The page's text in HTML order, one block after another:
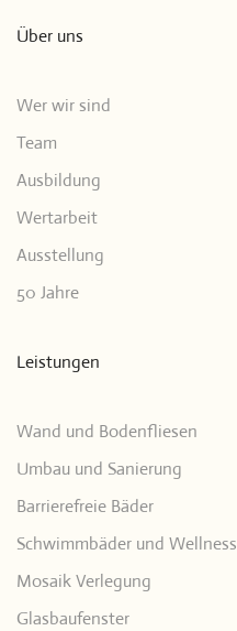
Über uns
Wer wir sind
Team
Ausbildung
Wertarbeit
Ausstellung
50 Jahre
Leistungen
Wand und Bodenfliesen
Umbau und Sanierung
Barrierefreie Bäder
Schwimmbäder und Wellness
Mosaik Verlegung
Glasbaufenster